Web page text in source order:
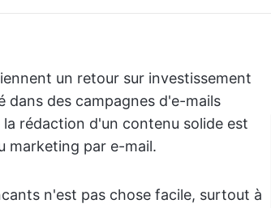
un retour sur investissement
dans des campagnes d'e-mails
rédaction d'un contenu solide est
marketing par e-mail.
n'est pas chose facile, surtout à